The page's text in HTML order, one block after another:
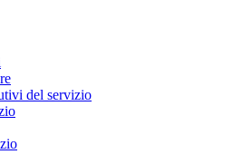
del servizio